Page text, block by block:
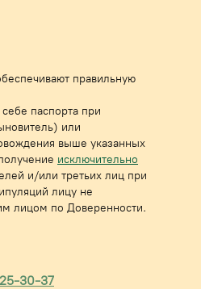
правильную
паспорта при
или
выше указанных
ние исключительно
и/или третьих лиц при
лицу не
лицом по Доверенности.
30-37